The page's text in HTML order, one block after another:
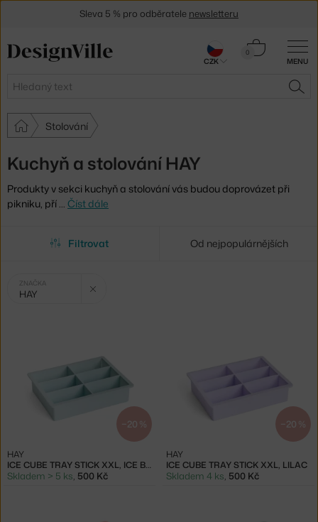
MENU
Hledat
0
Košík
Stolování
Kuchyň a stolování HAY
Produkty v sekci kuchyň a stolování vás budou doprovázet při
pikniku, pří … Číst dále
Filtrovat Od nejpopulárnějších
Vybrané
filtry:
ZNAČKA
HAY
−20 %
ICE CUBE TRAY STICK XXL, ICE BLUE
HAY
Skladem > 5 ks 500 Kč
−20 %
ICE CUBE TRAY STICK XXL, LILAC
HAY
Skladem 4 ks 500 Kč
Sleva 5 % pro odběratele newsletteru
CZK